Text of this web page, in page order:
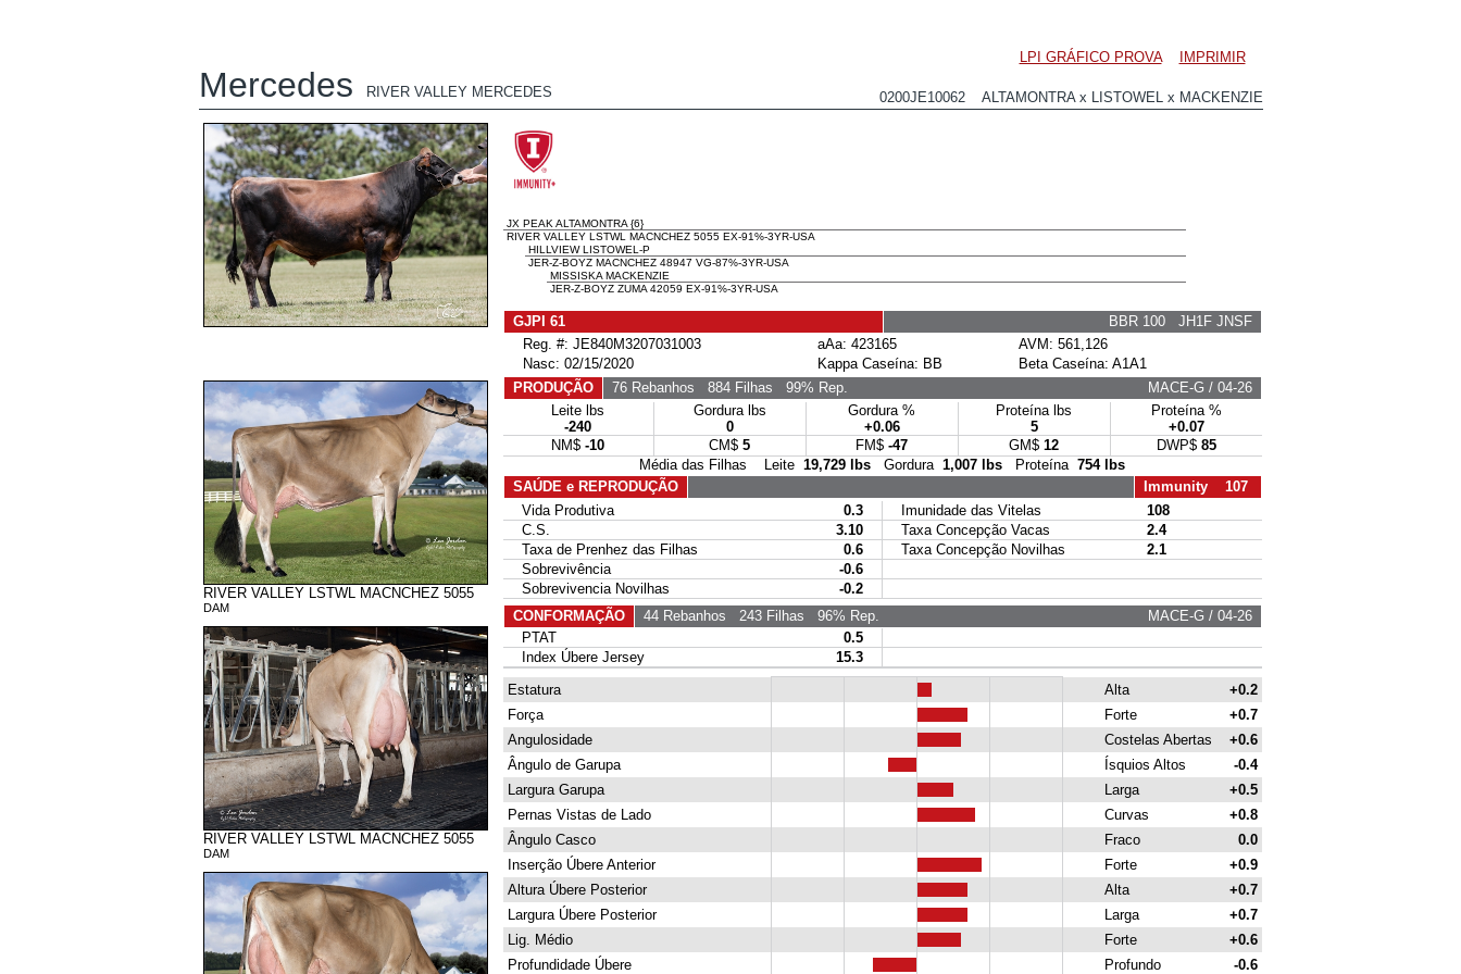
LPI GRÁFICO PROVA IMPRIMIR
Mercedes RIVER VALLEY MERCEDES 0200JE10062 ALTAMONTRA x LISTOWEL x MACKENZIE
RIVER VALLEY LSTWL MACNCHEZ 5055
DAM
RIVER VALLEY LSTWL MACNCHEZ 5055
DAM
JX PEAK ALTAMONTRA {6}
RIVER VALLEY LSTWL MACNCHEZ 5055 EX-91%-3YR-USA
HILLVIEW LISTOWEL-P
JER-Z-BOYZ MACNCHEZ 48947 VG-87%-3YR-USA
MISSISKA MACKENZIE
JER-Z-BOYZ ZUMA 42059 EX-91%-3YR-USA
GJPI 61
BBR 100 JH1F JNSF
Reg. #: JE840M3207031003
aAa: 423165
AVM: 561,126
Nasc: 02/15/2020
Kappa Caseína: BB
Beta Caseína: A1A1
PRODUÇÃO
76 Rebanhos 884 Filhas 99% Rep.
MACE-G / 04-26
Leite lbs
-240
Gordura lbs
0
Gordura %
+0.06
Proteína lbs
5
Proteína %
+0.07
NM$ -10 CM$ 5 FM$ -47 GM$ 12 DWP$ 85
Média das Filhas Leite 19,729 lbs Gordura 1,007 lbs Proteína 754 lbs
SAÚDE e REPRODUÇÃO
Immunity 107
Vida Produtiva
0.3 Imunidade das Vitelas
108
C.S.
3.10 Taxa Concepção Vacas
2.4
Taxa de Prenhez das Filhas
0.6 Taxa Concepção Novilhas
2.1
Sobrevivência
-0.6
Sobrevivencia Novilhas
-0.2
CONFORMAÇÃO
44 Rebanhos 243 Filhas 96% Rep.
MACE-G / 04-26
PTAT
0.5
Index Úbere Jersey
15.3
Estatura
Alta
+0.2
Força
Forte
+0.7
Angulosidade
Costelas Abertas
+0.6
Ângulo de Garupa
Ísquios Altos
-0.4
Largura Garupa
Larga
+0.5
Pernas Vistas de Lado
Curvas
+0.8
Ângulo Casco
Fraco
0.0
Inserção Úbere Anterior
Forte
+0.9
Altura Úbere Posterior
Alta
+0.7
Largura Úbere Posterior
Larga
+0.7
Lig. Médio
Forte
+0.6
Profundidade Úbere
Profundo -0.6